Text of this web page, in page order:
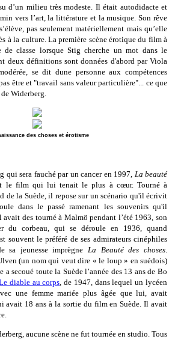
d’un milieu très modeste. Il était autodidacte et
vers l’art, la littérature et la musique. Son rêve
pas seulement matériellement mais qu’elle
à la culture. La première scène érotique du film à
classe lorsque Stig cherche un mot dans le
deux définitions sont données d'abord par Viola
se dit dune personne aux compétences
être et "travail sans valeur particulière"... ce que
Widerberg.
des choses et érotisme
qui sera fauché par un cancer en 1997, La beauté
le film qui lui tenait le plus à cœur. Tourné à
de la Suède, il repose sur un scénario qu'il écrivit
dans le passé ramenant les souvenirs qu'il
des tourné à Malmö pendant l’été 1963, son
du corbeau, qui se déroule en 1936, quand
souvent le préféré de ses admirateurs cinéphiles
sa jeunesse imprègneLa Beauté des choses.
(un nom qui veut dire « le loup » en suédois)
a secoué toute la Suède l’année des 13 ans de Bo
diable au corps, de 1947, dans lequel un lycéen
une femme mariée plus âgée que lui, avait
avait 18 ans à la sortie du film en Suède. Il avait
aucune scène ne fut tournée en studio. Tous